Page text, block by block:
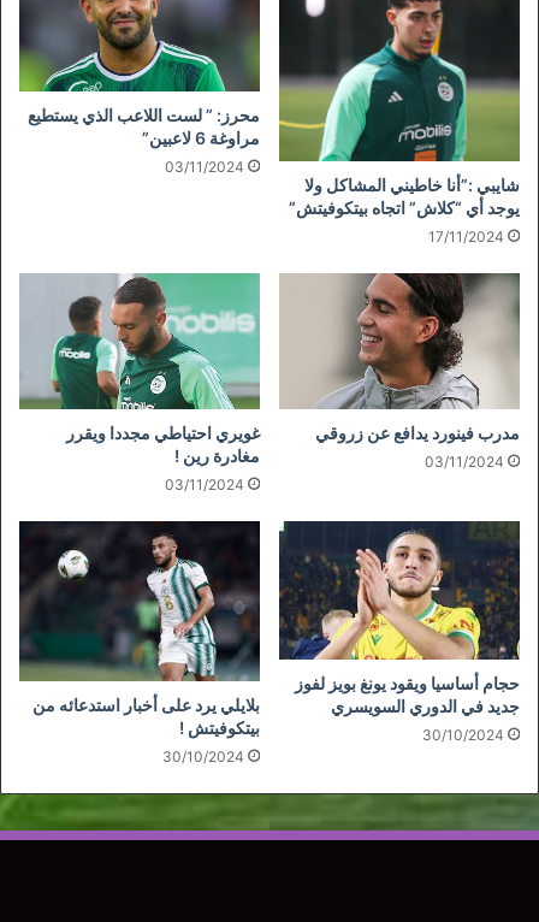
شايبي :”أنا خاطيني المشاكل ولا
يوجد أي “كلاش” اتجاه بيتكوفيتش”
17/11/2024
محرز: ” لست اللاعب الذي يستطيع
مراوغة 6 لاعبين”
03/11/2024
مدرب فينورد يدافع عن زروقي
03/11/2024
غويري احتياطي مجددا ويقرر
مغادرة رين !
03/11/2024
حجام أساسيا ويقود يونغ بويز لفوز
جديد في الدوري السويسري
30/10/2024
بلايلي يرد على أخبار استدعائه من
بيتكوفيتش !
30/10/2024